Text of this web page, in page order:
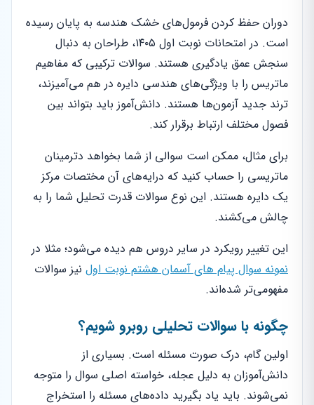
دوران حفظ کردن فرمول‌های خشک هندسه به پایان رسیده
است. در امتحانات نوبت اول ۱۴۰۵، طراحان به دنبال
سنجش عمق یادگیری هستند. سوالات ترکیبی که مفاهیم
ماتریس را با ویژگی‌های هندسی دایره در هم می‌آمیزند،
ترند جدید آزمون‌ها هستند. دانش‌آموز باید بتواند بین
فصول مختلف ارتباط برقرار کند.
برای مثال، ممکن است سوالی از شما بخواهد دترمینان
ماتریسی را حساب کنید که درایه‌های آن مختصات مرکز
یک دایره هستند. این نوع سوالات قدرت تحلیل شما را به
چالش می‌کشند.
این تغییر رویکرد در سایر دروس هم دیده می‌شود؛ مثلا در
نمونه سوال پیام های آسمان هشتم نوبت اول نیز سوالات
مفهومی‌تر شده‌اند.
چگونه با سوالات تحلیلی روبرو شویم؟
اولین گام، درک صورت مسئله است. بسیاری از
دانش‌آموزان به دلیل عجله، خواسته اصلی سوال را متوجه
نمی‌شوند. باید یاد بگیرید داده‌های مسئله را استخراج